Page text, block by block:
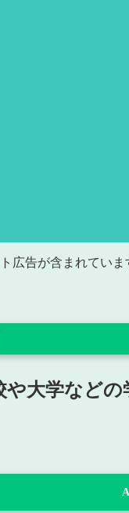
広告が含まれていま
や大学など